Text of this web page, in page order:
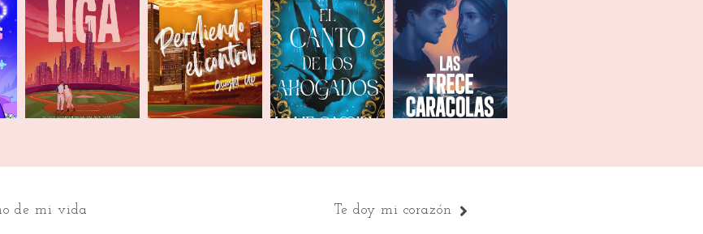
En su propia liga
Perdiendo el
control
El canto de los
ahogados
Las trece
caracolas
de mi vida Te doy mi corazón